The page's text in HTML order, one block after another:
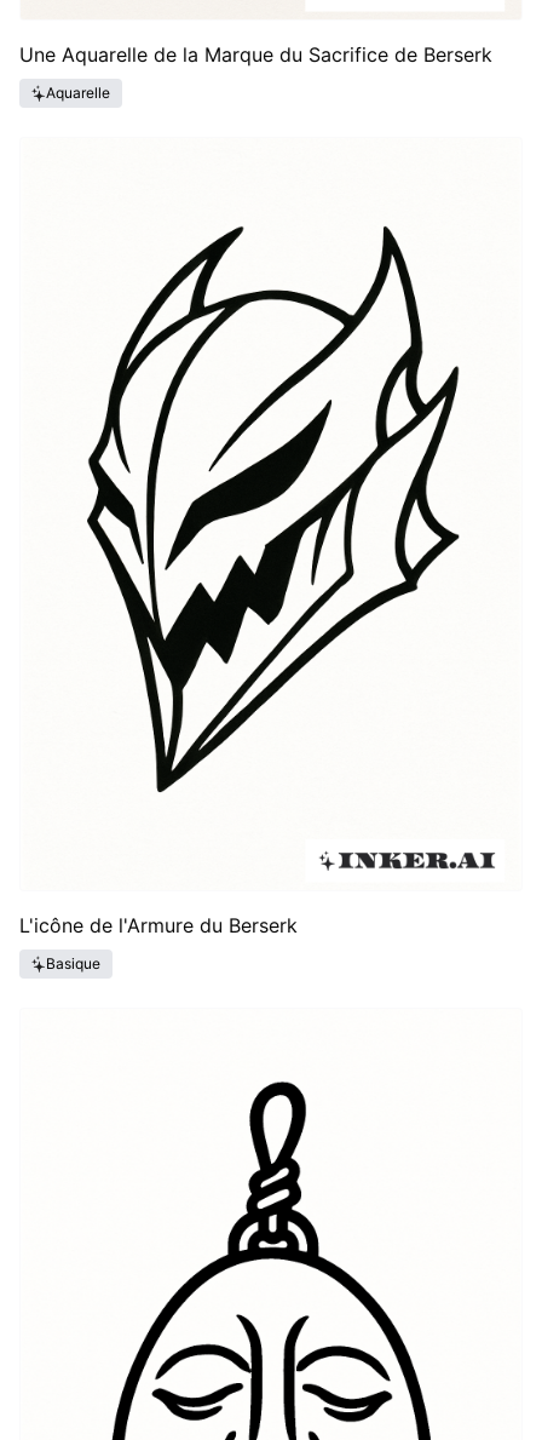
Une Aquarelle de la Marque du Sacrifice de Berserk
Aquarelle
L'icône de l'Armure du Berserk
Basique